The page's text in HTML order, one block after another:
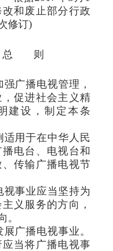
和废止部分行政
修订)
总 则
强广播电视管理，
促进社会主义精
建设，制定本条
用于在中华人民
电台、电视台和
传输广播电视节
事业应当坚持为
义服务的方向，
。
广播电视事业。
当将广播电视事